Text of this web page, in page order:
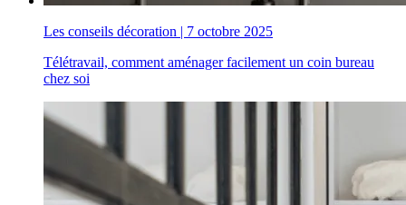
Les conseils décoration | 7 octobre 2025
Télétravail, comment aménager facilement un coin bureau
chez soi